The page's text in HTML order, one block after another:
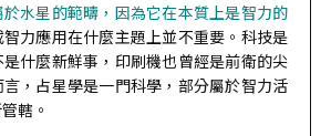
水星的範疇，因為它在本質上是智力的
智力應用在什麼主題上並不重要。科技是
什麼新鮮事，印刷機也曾經是前衛的尖
，占星學是一門科學，部分屬於智力活
轄。